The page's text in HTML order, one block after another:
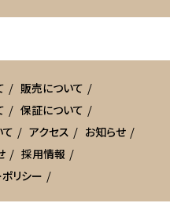
販売について
保証について
アクセス
お知らせ
採用情報
リシー